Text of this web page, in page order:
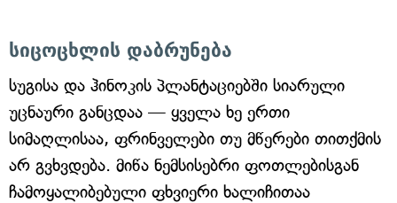
სიცოცხლის დაბრუნება
სუგისა და ჰინოკის პლანტაციებში სიარული
უცნაური განცდაა — ყველა ხე ერთი
სიმაღლისაა, ფრინველები თუ მწერები თითქმის
არ გვხვდება. მიწა ნემსისებრი ფოთლებისგან
ჩამოყალიბებული ფხვიერი ხალიჩითაა